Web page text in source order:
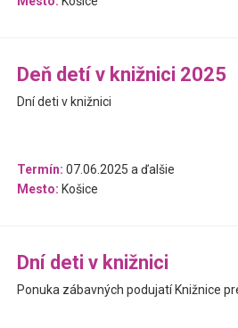
Deň detí v knižnici 2025
Dní deti v knižnici
Termín: 07.06.2025 a ďalšie
Mesto: Košice
Dní deti v knižnici
Ponuka zábavných podujatí Knižnice